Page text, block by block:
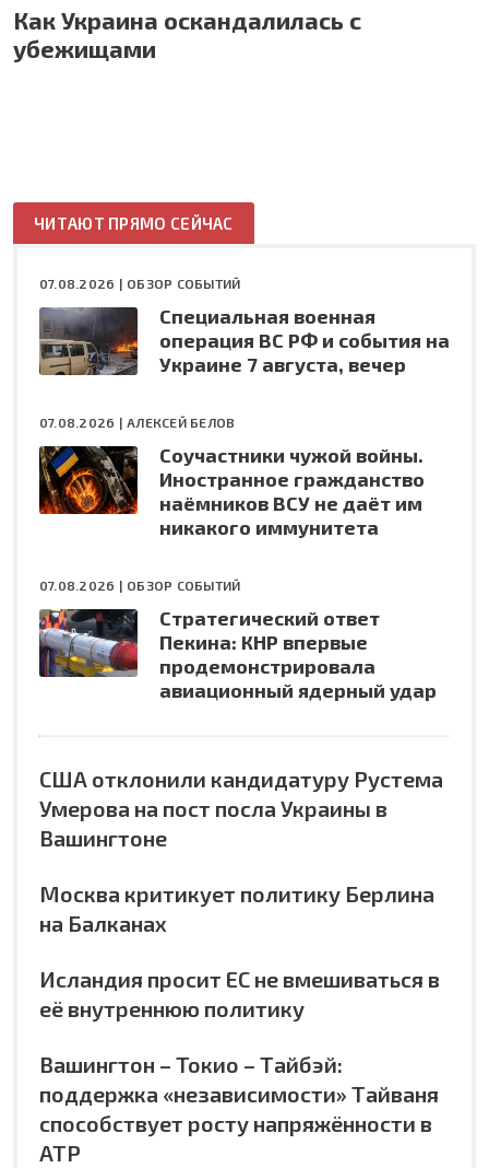
Как Украина оскандалилась с
убежищами
ЧИТАЮТ ПРЯМО СЕЙЧАС
07.08.2026 | ОБЗОР СОБЫТИЙ
Специальная военная
операция ВС РФ и события на
Украине 7 августа, вечер
07.08.2026 |АЛЕКСЕЙ БЕЛОВ
Соучастники чужой войны.
Иностранное гражданство
наёмников ВСУ не даёт им
никакого иммунитета
07.08.2026 | ОБЗОР СОБЫТИЙ
Стратегический ответ
Пекина: КНР впервые
продемонстрировала
авиационный ядерный удар
США отклонили кандидатуру Рустема
Умерова на пост посла Украины в
Вашингтоне
Москва критикует политику Берлина
на Балканах
Исландия просит ЕС не вмешиваться в
её внутреннюю политику
Вашингтон – Токио – Тайбэй:
поддержка «независимости» Тайваня
способствует росту напряжённости в
АТР